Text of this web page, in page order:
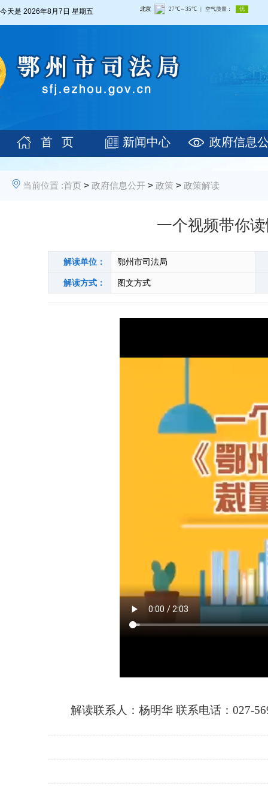
今天是 2026年8月7日 星期五
首 页 新闻中心 政府信息
当前位置 :首页 > 政府信息公开 > 政策 > 政策解读
一个视频带你
解读单位： 鄂州市司法局
解读方式： 图文方式
解读联系人：杨明华 联系电话：027-